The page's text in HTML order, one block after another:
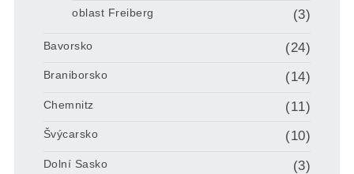
oblast Freiberg (3)
Bavorsko (24)
Braniborsko (14)
Chemnitz (11)
Švýcarsko (10)
Dolní Sasko (3)